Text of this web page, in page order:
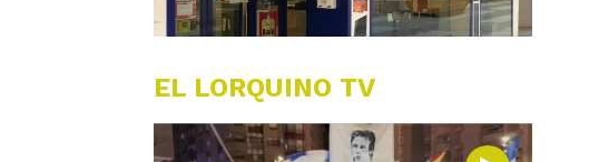
EL LORQUINO TV